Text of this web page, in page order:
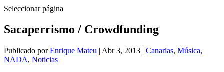
Seleccionar página
Sacaperrismo / Crowdfunding
Publicado porEnrique Mateu | Abr 3, 2013 | Canarias, Música,
NADA, Noticias